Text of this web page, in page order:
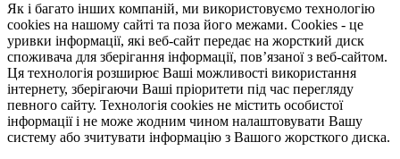
Як і багато інших компаній, ми використовуємо технологію
cookies на нашому сайті та поза його межами. Cookies - це
уривки інформації, які веб-сайт передає на жорсткий диск
споживача для зберігання інформації, пов’язаної з веб-сайтом.
Ця технологія розширює Ваші можливості використання
інтернету, зберігаючи Ваші пріоритети під час перегляду
певного сайту. Технологія cookies не містить особистої
інформації і не може жодним чином налаштовувати Вашу
систему або зчитувати інформацію з Вашого жорсткого диска.